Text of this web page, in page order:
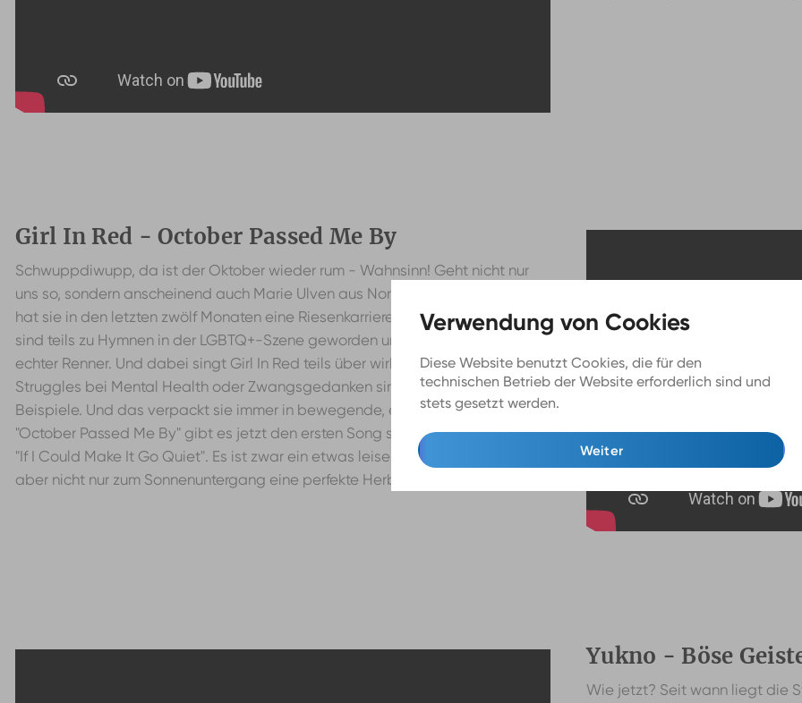
Diese Website benutzt Cookies, die für den
technischen Betrieb der Website erforderlich sind und
stets gesetzt werden.
Weiter
Girl In Red - October Passed Me By
Schwuppdiwupp, da ist der Oktober wieder rum - Wahnsinn! Geht nicht nur
uns so, sondern anscheinend auch Marie Ulven aus Norwegen. Als Girl In Red
hat sie in den letzten zwölf Monaten eine Riesenkarriere hingelegt. Ihre Songs
sind teils zu Hymnen in der LGBTQ+-Szene geworden und ihre Konzerte ein
echter Renner. Und dabei singt Girl In Red teils über wirklich harte Themen:
Struggles bei Mental Health oder Zwangsgedanken sind da nur zwei
Beispiele. Und das verpackt sie immer in bewegende, ergreifende Songs. Mit
"October Passed Me By" gibt es jetzt den ersten Song seit dem Debütalbum
"If I Could Make It Go Quiet". Es ist zwar ein etwas leiser, ruhiger Song, der
aber nicht nur zum Sonnenuntergang eine perfekte Herbststimmung ausstrahlt.
Yukno - Böse
Wie jetzt? Seit wann liegt die